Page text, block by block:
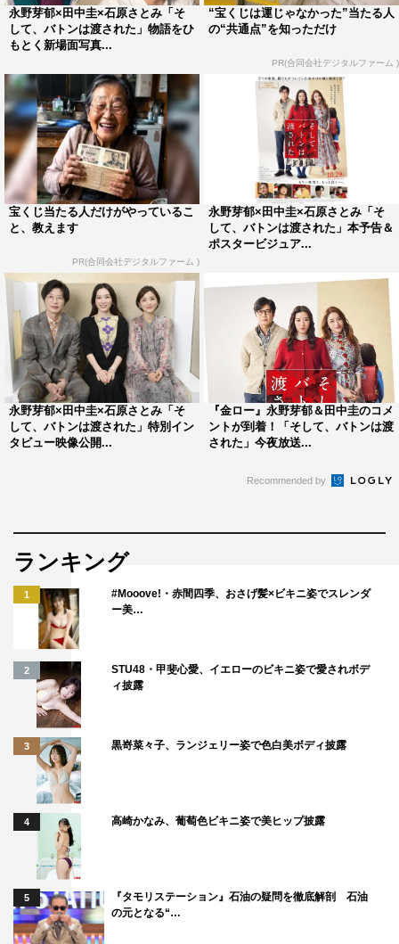
「梨花編」では、梨花とみぃたん（稲垣）の初めての出会
いと、華やかなウエディングドレスとともに幸せな笑顔を
見せ合う水戸家3人の結婚式から描かれる。ほどなくして
シングルマザーとなった梨花は、みぃたんと2人で暮らす
ようになるが、「みぃたんもピアノ習いたいな」という娘
の一言で一念発起。目的のためには手段を選ばない彼女
は、愛する娘のために婚活パーティーに繰り出し、なんと
グランドピアノを持つ年の離れた泉ヶ原さん（市村）と結
婚する。
「ママは何歳まで生きるの？」というみぃたんの無邪気な
質問に対し、どこか決意をにじませたような声色で「大丈
夫だよ」と笑顔で答える梨花。後半は一転して「ごめん
ね、みぃたん」と力なく娘を抱き寄せる。梨花にもまた、
みぃたんについた決してばれてはいけないうそがあった。
泣いているみぃたんに、「笑っていれば、いろんなラッキ
ーが転がり込むの」と声をかける梨花からは魔性の女とは
違った一面が垣間見える。
ワードとともに描かれ、物語の全貌が気になるキャラクタ
キャラクター動画（優子編）
キャラクター動画（森宮さん編）
キャラクター動画（梨花編）
作品情報
映画「そして、バトンは渡された」
2021年10月29日（金）より全国公開
公式サイト：
公式Twitter：
@baton_movie
公式Instagram：
©2021 映画「そして、バトンは渡された」製作委員会
この記事の写真
永野芽郁×田中圭×石原さとみ「そ
して、バトンは渡された」物語をひ
もとく新場面写真...
“宝くじは運じゃなかった”当たる人
の“共通点”を知っただけ
PR(合同会社デジタルファーム )
宝くじ当たる人だけがやっているこ
と、教えます
PR(合同会社デジタルファーム )
永野芽郁×田中圭×石原さとみ「そ
して、バトンは渡された」本予告＆
ポスタービジュア...
永野芽郁×田中圭×石原さとみ「そ
して、バトンは渡された」特別イン
タビュー映像公開...
『金ロー』永野芽郁＆田中圭のコメ
ントが到着！「そして、バトンは渡
された」今夜放送...
Recommended by
ランキング
1
#Mooove!・赤間四季、おさげ髪×ビキニ姿でスレンダ
ー美…
2
STU48・甲斐心愛、イエローのビキニ姿で愛されボデ
ィ披露
3 黒嵜菜々子、ランジェリー姿で色白美ボディ披露
4 高崎かなみ、葡萄色ビキニ姿で美ヒップ披露
5
『タモリステーション』石油の疑問を徹底解剖 石油
の元となる“…